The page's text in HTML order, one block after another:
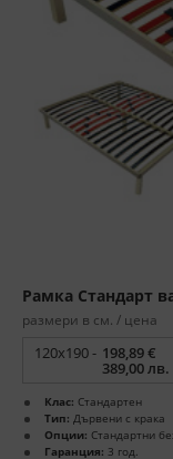
Рамка Стандарт
размери в см. / цена
120x190 - 198,89 €
389,00 лв.
Клас: Стандартен
Тип: Дървени с крака
Опции: Стандартни
Гаранция: 3 год.